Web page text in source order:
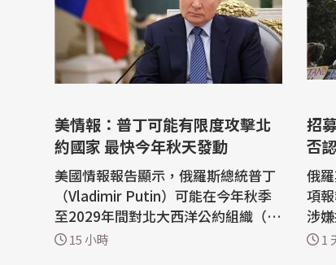
美情報：普丁可能有限度攻擊北
約國家 最快今年秋天發動
美國情報報告顯示，俄羅斯總統普丁
（Vladimir Putin）可能在今年秋季
至2029年間對北大西洋公約組織（N
ATO）成員國發動有限度攻擊，以試
15 小時
招
否認
俄
項
涉
克蘭作
1